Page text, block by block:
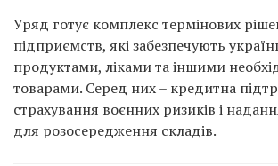
Уряд готує комплекс термінових
підприємств, які забезпечують
продуктами, ліками та іншими
товарами. Серед них – кредитна
страхування воєнних ризиків і
для розосередження складів.